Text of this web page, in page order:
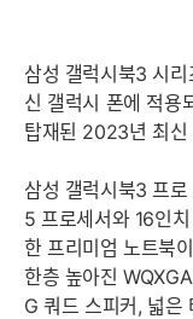
삼성 갤럭시북3 시
신 갤럭시 폰에 적용
탑재된 2023년 최신
삼성 갤럭시북3 프
5 프로세서와 16인
한 프리미엄 노트북
한층 높아진
G 쿼드 스피커, 넓은